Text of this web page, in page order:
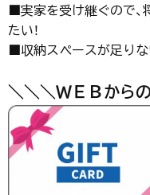
■実家を受け継ぐので、
たい！
■収納スペースが足りない
＼＼＼ＷＥＢから